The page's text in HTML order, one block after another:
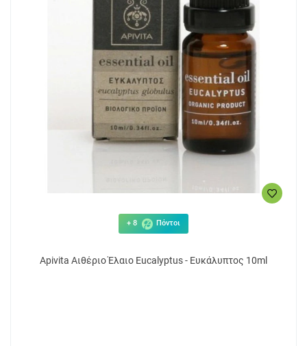
+ 8 Πόντοι
Apivita Αιθέριο Έλαιο Eucalyptus - Ευκάλυπτος 10ml